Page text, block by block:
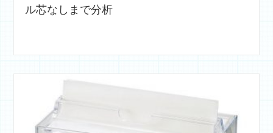
ル芯なしまで分析